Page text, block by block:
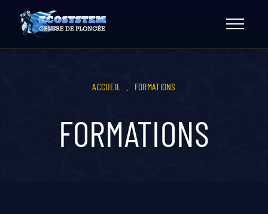
content
ACCUEIL FORMATIONS
FORMATIONS